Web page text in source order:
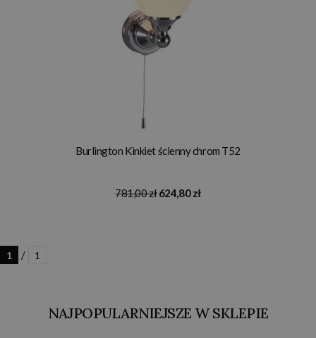
Burlington Kinkiet ścienny chrom T52
781,00 zł 624,80 zł
1 / 1
NAJPOPULARNIEJSZE W SKLEPIE